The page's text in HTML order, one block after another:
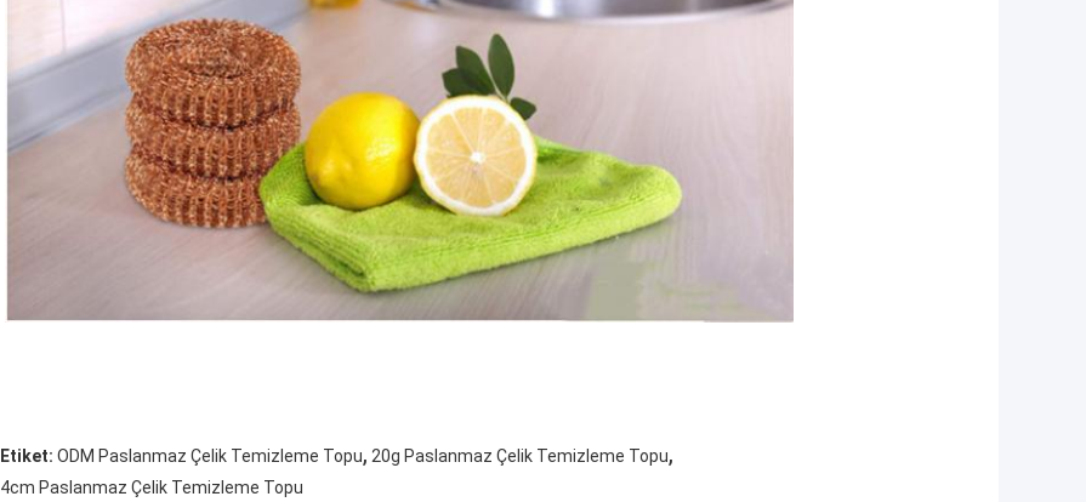
Etiket: ODM Paslanmaz Çelik Temizleme Topu, 20g Paslanmaz Çelik Temizleme Topu,
4cm Paslanmaz Çelik Temizleme Topu